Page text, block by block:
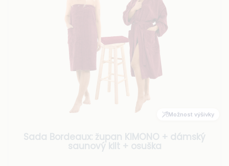
Možnost výšivky
Sada Bordeaux: župan KIMONO + dámský
saunový kilt + osuška